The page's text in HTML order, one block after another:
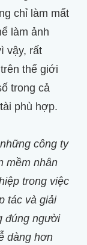
chỉ làm mất
làm ảnh
vậy, rất
thế giới
trong cả
phù hợp.
công ty
mềm nhân
trong việc
tác và giải
đúng người
dàng hơn